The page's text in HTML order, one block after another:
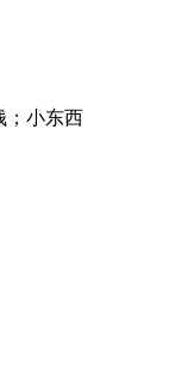
；小东西